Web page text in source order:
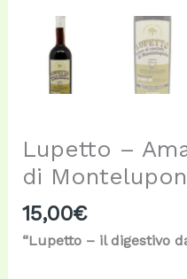
Lupetto –
di
15,00€
“Lupetto – il digestivo